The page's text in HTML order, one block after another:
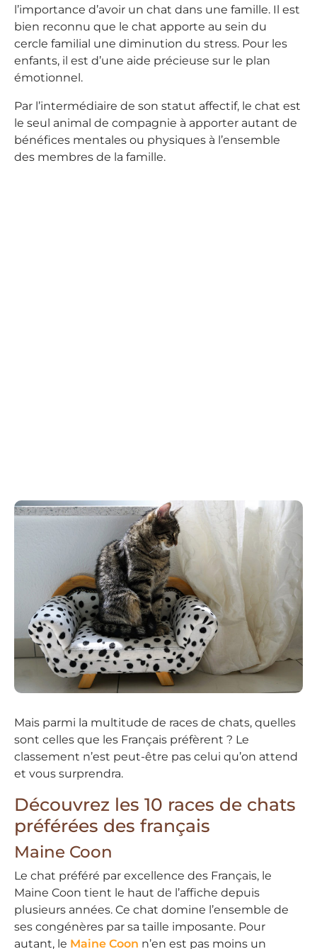
l’importance d’avoir un chat dans une famille. Il est
bien reconnu que le chat apporte au sein du
cercle familial une diminution du stress. Pour les
enfants, il est d’une aide précieuse sur le plan
émotionnel.
Par l’intermédiaire de son statut affectif, le chat est
le seul animal de compagnie à apporter autant de
bénéfices mentales ou physiques à l’ensemble
des membres de la famille.
Mais parmi la multitude de races de chats, quelles
sont celles que les Français préfèrent ? Le
classement n’est peut-être pas celui qu’on attend
et vous surprendra.
Découvrez les 10 races de chats
préférées des français
Maine Coon
Le chat préféré par excellence des Français, le
Maine Coon tient le haut de l’affiche depuis
plusieurs années. Ce chat domine l’ensemble de
ses congénères par sa taille imposante. Pour
autant, le Maine Coon n’en est pas moins un